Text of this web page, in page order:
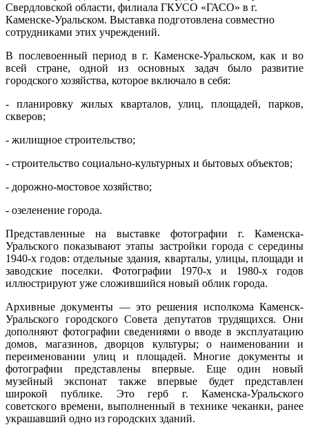
Свердловской области, филиала ГКУСО «ГАСО» в г.
Каменске-Уральском. Выставка подготовлена совместно
сотрудниками этих учреждений.
В послевоенный период в г. Каменске-Уральском, как и во
всей стране, одной из основных задач было развитие
городского хозяйства, которое включало в себя:
- планировку жилых кварталов, улиц, площадей, парков,
скверов;
- жилищное строительство;
- строительство социально-культурных и бытовых объектов;
- дорожно-мостовое хозяйство;
- озеленение города.
Представленные на выставке фотографии г. Каменска-
Уральского показывают этапы застройки города с середины
1940-х годов: отдельные здания, кварталы, улицы, площади и
заводские поселки. Фотографии 1970-х и 1980-х годов
иллюстрируют уже сложившийся новый облик города.
Архивные документы — это решения исполкома Каменск-
Уральского городского Совета депутатов трудящихся. Они
дополняют фотографии сведениями о вводе в эксплуатацию
домов, магазинов, дворцов культуры; о наименовании и
переименовании улиц и площадей. Многие документы и
фотографии представлены впервые. Еще один новый
музейный экспонат также впервые будет представлен
широкой публике. Это герб г. Каменска-Уральского
советского времени, выполненный в технике чеканки, ранее
украшавший одно из городских зданий.